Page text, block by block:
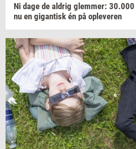
Ni dage de al­drig glem­mer: 30.000
nu en gi­gan­tisk én på op­le­ve­ren